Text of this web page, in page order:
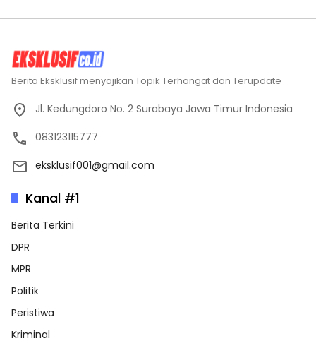
Berita Eksklusif menyajikan Topik Terhangat dan Terupdate
Jl. Kedungdoro No. 2 Surabaya Jawa Timur Indonesia
083123115777
eksklusif001@gmail.com
Kanal #1
Berita Terkini
DPR
MPR
Politik
Peristiwa
Kriminal